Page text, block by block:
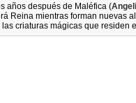
años después de Maléfica (
Reina mientras forman nuevas
criaturas mágicas que residen